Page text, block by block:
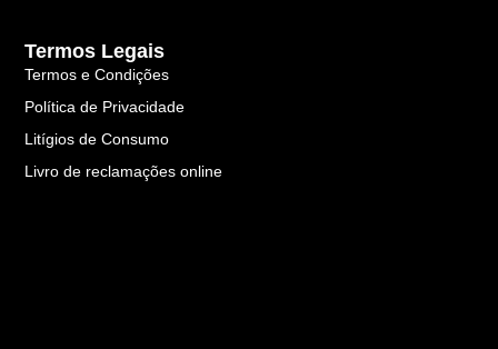
Termos Legais
Termos e Condições
Política de Privacidade
Litígios de Consumo
Livro de reclamações online